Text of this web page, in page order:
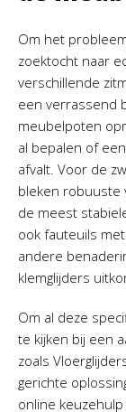
Om het
zoektocht naar
verschillende
een verrassend
meubelpoten
al bepalen of
afvalt. Voor de
bleken robuuste
de meest
ook fauteuils
andere
klemglijders
Om al deze
te kijken bij een
zoals
gerichte
online